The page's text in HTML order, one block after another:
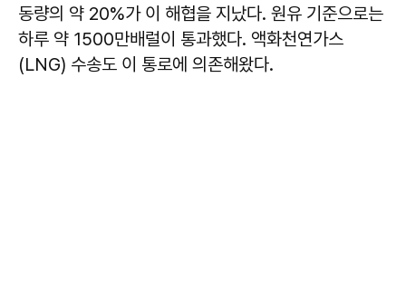
동량의 약 20%가 이 해협을 지났다. 원유 기준으로는
하루 약 1500만배럴이 통과했다. 액화천연가스
(LNG) 수송도 이 통로에 의존해왔다.